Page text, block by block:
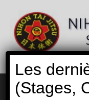
contenu
Jitsu
Défense
MENU
Les
(Stages,